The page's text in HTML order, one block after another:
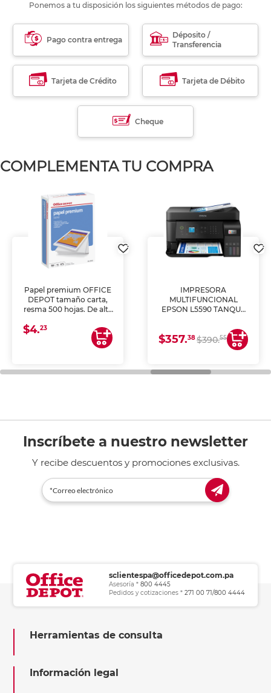
Ponemos a tu disposición los siguientes métodos de pago:
Pago contra entrega
Déposito /
Transferencia
Tarjeta de Crédito Tarjeta de Débito
Cheque
COMPLEMENTA TU COMPRA
Papel premium OFFICE
DEPOT tamaño carta,
resma 500 hojas. De alta
uniforme, ideal para
impresoras de inyección
de tinta y láser,
general de oficina.
$4.23
IMPRESORA
MULTIFUNCIONAL
EPSON L5590 TANQUE
COPIA Y ESCANEA)
$357.38$390.55
Inscríbete a nuestro newsletter
Y recibe descuentos y promociones exclusivas.
sclientespa@officedepot.com.pa
Asesoría * 800 4445
Pedidos y cotizaciones * 271 00 71/800 4444
Herramientas de consulta
Información legal